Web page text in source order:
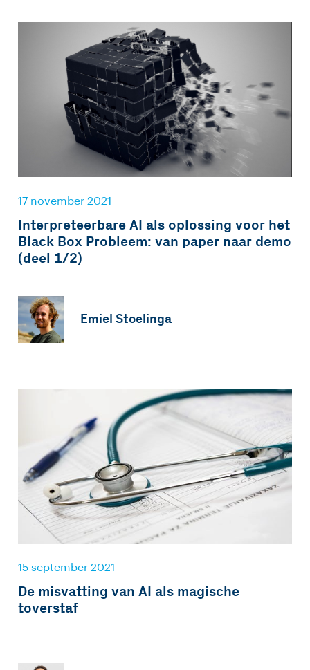
17 november 2021
Interpreteerbare AI als oplossing voor het
Black Box Probleem: van paper naar demo
(deel 1/2)
Emiel Stoelinga
15 september 2021
De misvatting van AI als magische
toverstaf